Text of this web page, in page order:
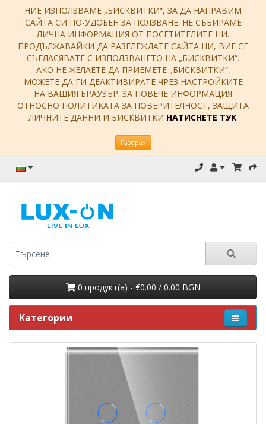
НИЕ ИЗПОЛЗВАМЕ „БИСКВИТКИ“, ЗА ДА НАПРАВИМ
САЙТА СИ ПО-УДОБЕН ЗА ПОЛЗВАНЕ. НЕ СЪБИРАМЕ
ЛИЧНА ИНФОРМАЦИЯ ОТ ПОСЕТИТЕЛИТЕ НИ.
ПРОДЪЛЖАВАЙКИ ДА РАЗГЛЕЖДАТЕ САЙТА НИ, ВИЕ СЕ
СЪГЛАСЯВАТЕ С ИЗПОЛЗВАНЕТО НА „БИСКВИТКИ“.
АКО НЕ ЖЕЛАЕТЕ ДА ПРИЕМЕТЕ „БИСКВИТКИ“,
МОЖЕТЕ ДА ГИ ДЕАКТИВИРАТЕ ЧРЕЗ НАСТРОЙКИТЕ
НА ВАШИЯ БРАУЗЪР. ЗА ПОВЕЧЕ ИНФОРМАЦИЯ
ОТНОСНО ПОЛИТИКАТА ЗА ПОВЕРИТЕЛНОСТ, ЗАЩИТА
ЛИЧНИТЕ ДАННИ И БИСКВИТКИ НАТИСНЕТЕ ТУК.
Разбрах
0 продукт(a) - €0.00 / 0.00 BGN
Категории